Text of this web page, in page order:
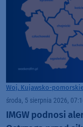
Woj. Kujawsko-
środa, 5 sierpnia 2026,
IMGW podnosi